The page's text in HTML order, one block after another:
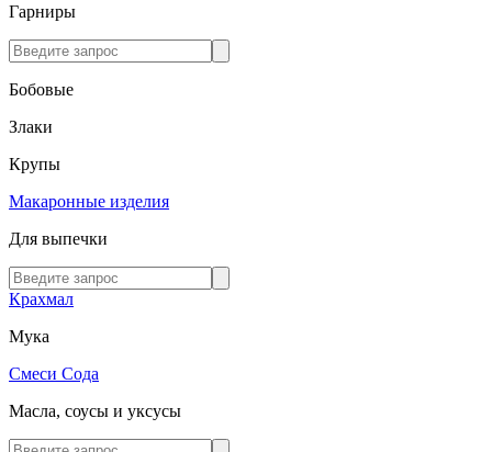
Гарниры
Бобовые
Злаки
Крупы
Макаронные изделия
Для выпечки
Крахмал
Мука
Смеси Сода
Масла, соусы и уксусы